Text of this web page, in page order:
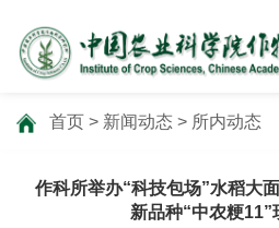
首页 > 新闻动态 > 所内动态
作科所举办“科技包场”水稻大
新品种“中农粳11”